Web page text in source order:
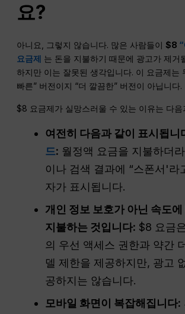
요?
아니요, 그렇지 않습니다. 많은 사람들이$8
요금제 는 돈을 지불하기 때문에 광고가 제거
하지만 이는 잘못된 생각입니다. 이 요금제는
빠른” 버전이지 “더 깔끔한” 버전이 아닙니다.
$8 요금제가 실망스러울 수 있는 이유는 다음
여전히 다음과 같이 표시됩니
드: 월정액 요금을 지불하더
이나 검색 결과에 “스폰서'라
자가 표시됩니다.
개인 정보 보호가 아닌 속도
지불하는 것입니다: $8 요금
의 우선 액세스 권한과 약간
델 제한을 제공하지만, 광고
공하지는 않습니다.
모바일 화면이 복잡해집니다: